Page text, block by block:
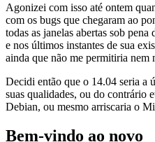
Agonizei com isso até ontem
com os bugs que chegaram ao
todas as janelas abertas sob
e nos últimos instantes de sua
ainda que não me permitiria nem
Decidi então que o 14.04 seria a
suas qualidades, ou do contrário
Debian, ou mesmo arriscaria o
Bem-vindo ao novo